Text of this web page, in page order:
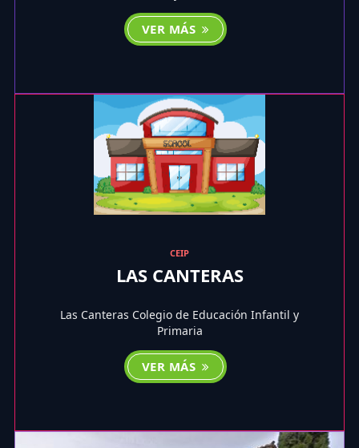
VER MÁS
CEIP
LAS CANTERAS
Las Canteras Colegio de Educación Infantil y
Primaria
VER MÁS